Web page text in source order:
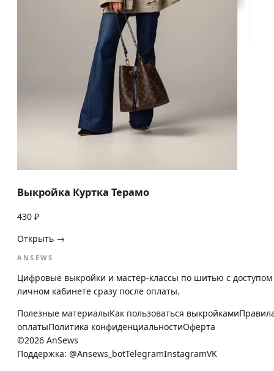
Выкройка Куртка Терамо
430 ₽
Открыть →
ANSEWS
Цифровые выкройки и мастер-классы по шитью с доступом
личном кабинете сразу после оплаты.
Полезные материалыКак пользоваться выкройками
оплатыПолитика конфиденциальностиОферта
©2026 AnSews
Поддержка: @Ansews_botTelegramInstagramVK